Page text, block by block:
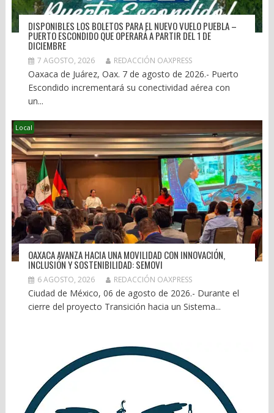
DISPONIBLES LOS BOLETOS PARA EL NUEVO VUELO PUEBLA –
PUERTO ESCONDIDO QUE OPERARÁ A PARTIR DEL 1 DE
DICIEMBRE
7 AGOSTO, 2026 REDACCIÓN OAXPRESS
Oaxaca de Juárez, Oax. 7 de agosto de 2026.- Puerto
Escondido incrementará su conectividad aérea con
un...
Local
OAXACA AVANZA HACIA UNA MOVILIDAD CON INNOVACIÓN,
INCLUSIÓN Y SOSTENIBILIDAD: SEMOVI
6 AGOSTO, 2026 REDACCIÓN OAXPRESS
Ciudad de México, 06 de agosto de 2026.- Durante el
cierre del proyecto Transición hacia un Sistema...